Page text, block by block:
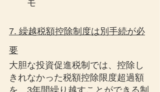
モ
7. 繰越税額控除制度は別手続が必
要
大胆な投資促進税制では、控除し
きれなかった税額控除限度超過額
を、3年間繰り越すことができる制